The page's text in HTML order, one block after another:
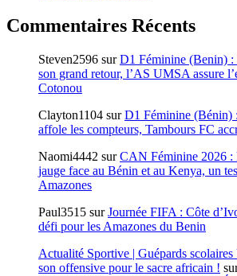
Commentaires Récents
Steven2596 surD1 Féminine (Benin)
son grand retour, l’AS UMSA assure
Cotonou
Clayton1104 surD1 Féminine (Bénin)
affole les compteurs, Tambours FC
Naomi4442 surCAN Féminine 2026 :
jauge face au Bénin et au Kenya, un
Amazones
Paul3515 surJournée FIFA : Côte
défi pour les Amazones du Benin
Actualité Sportive | Guépards
son offensive pour le sacre africain !